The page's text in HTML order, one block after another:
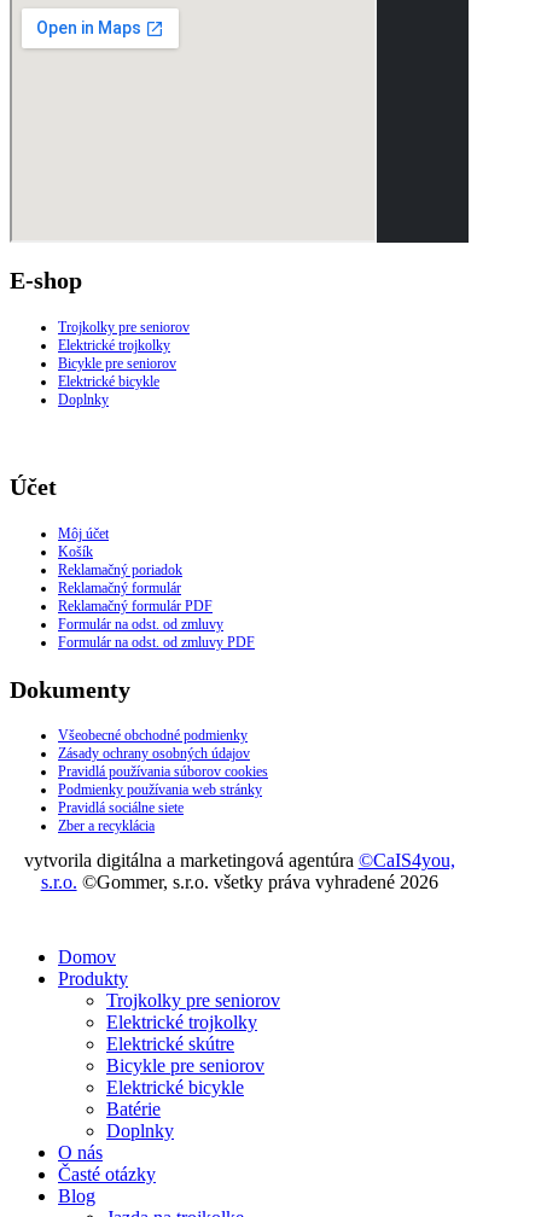
E-shop
Trojkolky pre seniorov
Elektrické trojkolky
Bicykle pre seniorov
Elektrické bicykle
Doplnky
Účet
Môj účet
Košík
Reklamačný poriadok
Reklamačný formulár
Reklamačný formulár PDF
Formulár na odst. od zmluvy
Formulár na odst. od zmluvy PDF
Dokumenty
Všeobecné obchodné podmienky
Zásady ochrany osobných údajov
Pravidlá používania súborov cookies
Podmienky používania web stránky
Pravidlá sociálne siete
Zber a recyklácia
vytvorila digitálna a marketingová agentúra ©CaIS4you,
s.r.o. ©Gommer, s.r.o. všetky práva vyhradené 2026
Domov
Produkty
Trojkolky pre seniorov
Elektrické trojkolky
Elektrické skútre
Bicykle pre seniorov
Elektrické bicykle
Batérie
Doplnky
O nás
Časté otázky
Blog